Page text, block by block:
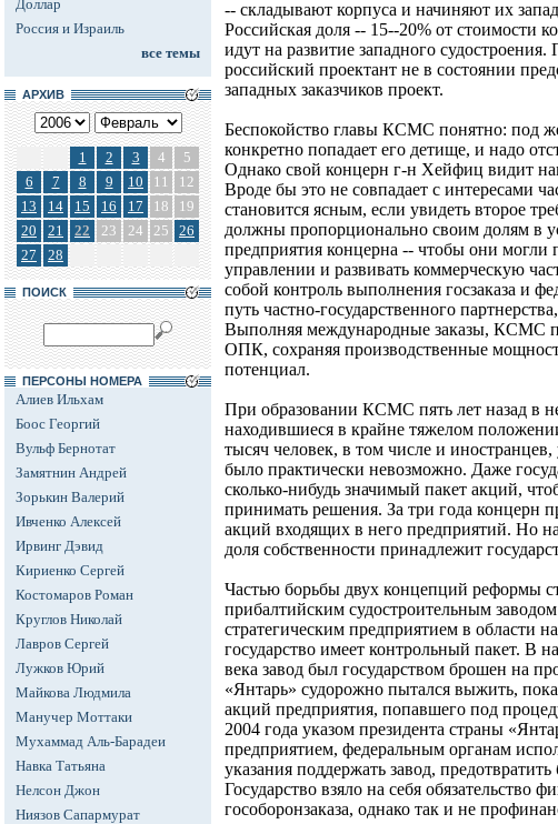
Доллар
Россия и Израиль
все темы
АРХИВ
1 2 3 4
5
6
7 8 9 10 11
12
13
14 15 16 17 18
19
20
21 22 23 24 25
26
27
28
ПОИСК
ПЕРСОНЫ НОМЕРА
Алиев Ильхам
Боос Георгий
Вульф Бернотат
Замятнин Андрей
Зорькин Валерий
Ивченко Алексей
Ирвинг Дэвид
Кириенко Сергей
Костомаров Роман
Круглов Николай
Лавров Сергей
Лужков Юрий
Майкова Людмила
Манучер Моттаки
Мухаммад Аль-Барадеи
Навка Татьяна
Нелсон Джон
Ниязов Сапармурат
-- складывают корпуса и начиняют их
Российская доля -- 15--20% от стоимости
идут на развитие западного
российский проектант не в состоянии
западных заказчиков проект.
Беспокойство главы КСМС понятно: под
конкретно попадает его детище, и надо
Однако свой концерн г-н Хейфиц видит
Вроде бы это не совпадает с интересами
становится ясным, если увидеть второе
должны пропорционально своим долям в
предприятия концерна -- чтобы они могли
управлении и развивать коммерческую
собой контроль выполнения госзаказа и
путь частно-государственного
Выполняя международные заказы, КСМС
ОПК, сохраняя производственные
потенциал.
При образовании КСМС пять лет назад в
находившиеся в крайне тяжелом
тысяч человек, в том числе и
было практически невозможно. Даже
сколько-нибудь значимый пакет акций,
принимать решения. За три года концерн
акций входящих в него предприятий. Но
доля собственности принадлежит
Частью борьбы двух концепций реформы
прибалтийским судостроительным
стратегическим предприятием в области
государство имеет контрольный пакет. В
века завод был государством брошен на
«Янтарь» судорожно пытался выжить,
акций предприятия, попавшего под
2004 года указом президента страны
предприятием, федеральным органам
указания поддержать завод,
Государство взяло на себя обязательство
гособоронзаказа, однако так и не